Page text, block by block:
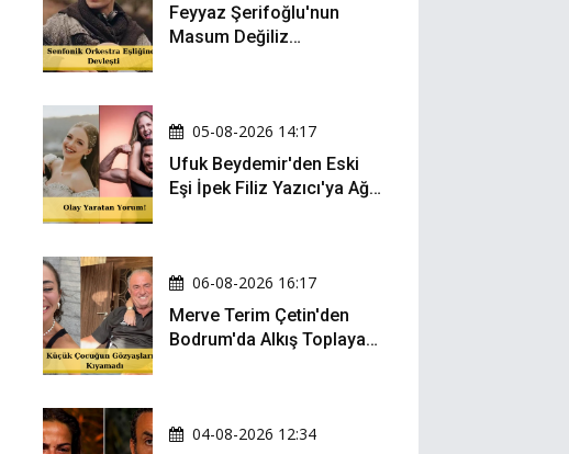
Feyyaz Şerifoğlu'nun
Masum Değiliz
05-08-2026 14:17
Ufuk Beydemir'den Eski
Eşi İpek Filiz Yazıcı'ya Ağır
06-08-2026 16:17
Merve Terim Çetin'den
Bodrum'da Alkış Toplayan
04-08-2026 12:34